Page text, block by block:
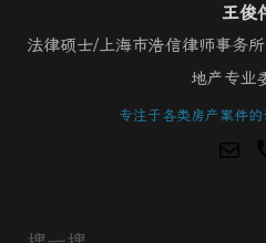
王俊
法律硕士/上海市浩信律师事务
地产专业
专注于各类房产案件